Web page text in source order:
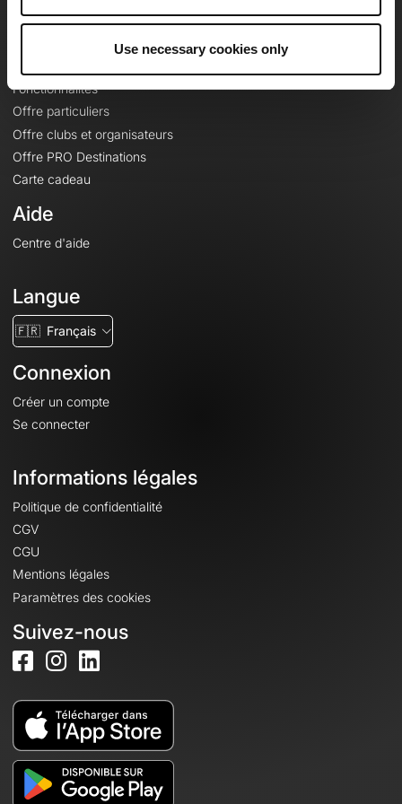
Use necessary cookies only
Fonctionnalités
Offre particuliers
Offre clubs et organisateurs
Offre PRO Destinations
Carte cadeau
Aide
Centre d'aide
Langue
🇫🇷 Français
Connexion
Créer un compte
Se connecter
Informations légales
Politique de confidentialité
CGV
CGU
Mentions légales
Paramètres des cookies
Suivez-nous